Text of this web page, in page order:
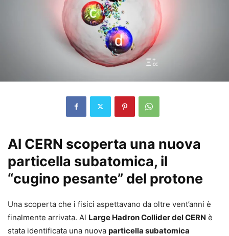
Al CERN scoperta una nuova
particella subatomica, il
“cugino pesante” del protone
Una scoperta che i fisici aspettavano da oltre vent’anni è
finalmente arrivata. Al Large Hadron Collider del CERN è
stata identificata una nuova particella subatomica